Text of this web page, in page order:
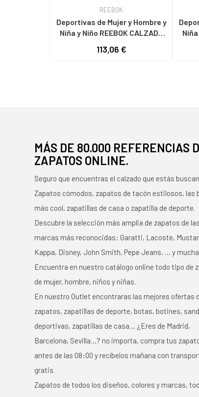
REEBOK
Deportivas de Mujer y Hombre y
Niña y Niño REEBOK CALZADO
113,06 €
Niña
MÁS DE 80.000 REFERENCIAS
ZAPATOS ONLINE.
Seguro que encuentras el calzado que estás
Zapatos cómodos, zapatos de tacón estilosos, las
más cool, zapatillas de casa o zapatilla de deporte.
Descubre la selección más amplia de zapatos de las
marcas más reconocidas: Garatti, Lacoste,
Kappa, Disney, John Smith, Pepe Jeans, … y
Encuentra en nuestro catálogo online todo tipo de
de mujer, hombre, niños y niñas.
En nuestro Outlet encontraras las mejores ofertas
zapatos, zapatillas de deporte, botas, botines,
deportivas, zapatillas de casa… ¿Eres de Madrid,
Barcelona, Sevilla…? no importa, compra tus
antes de las 08:00 y recíbelos mañana con
gratis.
Zapatos de todos los diseños, colores y marcas,